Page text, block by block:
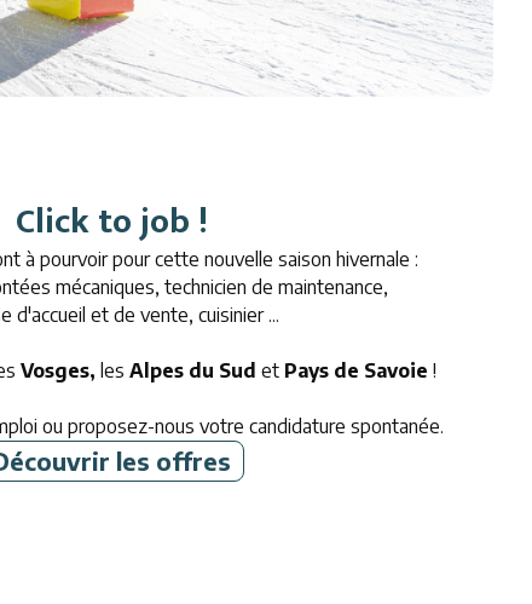
Click to job !
à pourvoirpour cette nouvelle saison hivernale :
mécaniques, technicien de maintenance,
d'accueil et de vente, cuisinier ...
Vosges, les Alpes du Sud et Pays de Savoie !
ou proposez-nous votre candidature spontanée.
les offres